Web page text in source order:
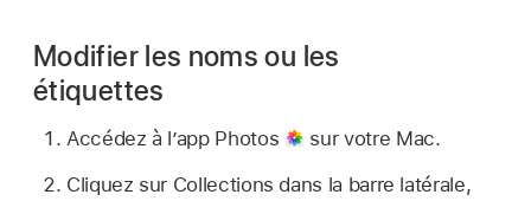
Modifier les noms ou les
étiquettes
Accédez à l’app Photos
sur votre Mac.
Cliquez sur Collections dans la barre latérale,